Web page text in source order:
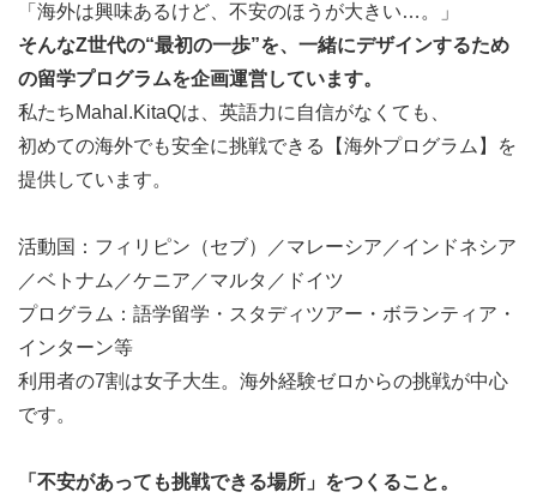
「海外は興味あるけど、不安のほうが大きい…。」
そんなZ世代の“最初の一歩”を、一緒にデザインするため
の留学プログラムを企画運営しています。
私たちMahal.KitaQは、英語力に自信がなくても、
初めての海外でも安全に挑戦できる【海外プログラム】を
提供しています。
活動国：フィリピン（セブ）／マレーシア／インドネシア
／ベトナム／ケニア／マルタ／ドイツ
プログラム：語学留学・スタディツアー・ボランティア・
インターン等
利用者の7割は女子大生。海外経験ゼロからの挑戦が中心
です。
「不安があっても挑戦できる場所」をつくること。